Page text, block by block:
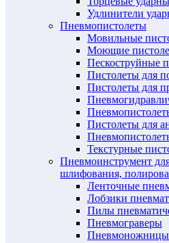
Удлинители
Пневмопистолеты
Мовильные
Моющие
Пескоструйные
Пистолеты для
Пистолеты для
Пистолеты для
Текстурные
Пневмоинструмент
шлифования,
Ленточные
Лобзики
Пилы
Пневмограверы